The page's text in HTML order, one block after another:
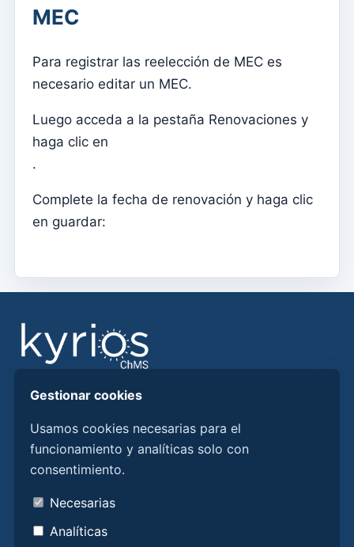
Gestão documental
Admin
Asignar acceso a un catequista
Agregar un nuevo usuario a la suscripción
Contabilidade
Taxonomías
Balance analítico
Centros de costos
Diarios
Cuentas
apertura
MEC
Para registrar las reelección de MEC es
necesario editar un MEC.
Luego acceda a la pestaña Renovaciones y
haga clic en
.
Complete la fecha de renovación y haga clic
en guardar:
Encuentre respuestas, guías y procedimientos para
aprovechar mejor Kyrios ChMS.
Conozca Kyrios aquí
Quiénes somos
Contactos
Gestionar cookies
Usamos cookies necesarias para el
funcionamiento y analíticas solo con
consentimiento.
Necesarias
Analíticas